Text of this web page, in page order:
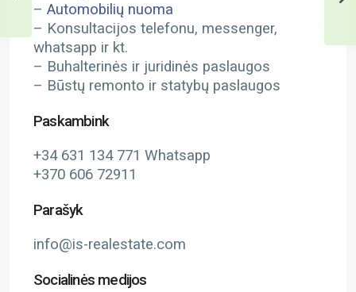
– Automobilių nuoma
– Konsultacijos telefonu, messenger,
whatsapp ir kt.
– Buhalterinės ir juridinės paslaugos
– Būstų remonto ir statybų paslaugos
Paskambink
+34 631 134 771 Whatsapp
+370 606 72911
Parašyk
info@is-realestate.com
Socialinės medijos